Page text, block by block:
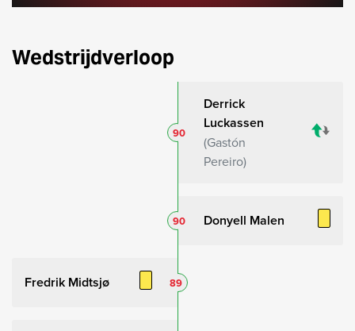
Wedstrijdverloop
Derrick
Luckassen
Gastón
Pereiro
90
Donyell Malen
90
Fredrik Midtsjø 89